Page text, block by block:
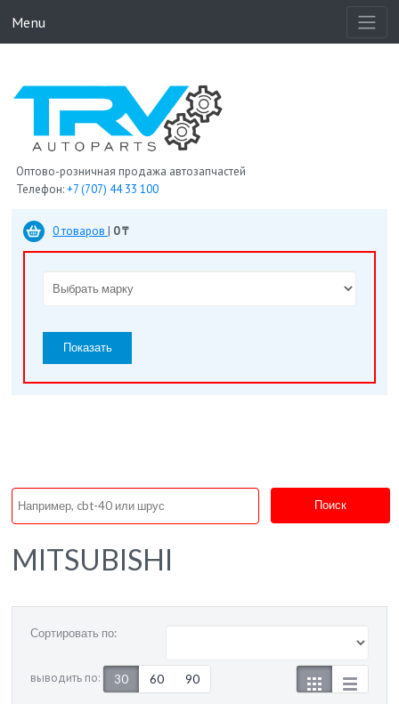
Menu
Оптово-розничная продажа автозапчастей
Телефон:+7 (707) 44 33 100
0 товаров | 0 ₸
Показать
Поиск
MITSUBISHI
Сортировать по:
выводить по: 30 60 90